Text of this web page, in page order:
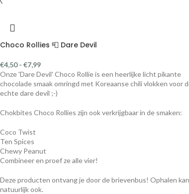
Choco Rollies 📮 Dare Devil
€4,50 - €7,99
Onze 'Dare Devil' Choco Rollie is een heerlijke licht pikante
chocolade smaak omringd met Koreaanse chili vlokken voor
echte dare devil ;-)
Chokbites Choco Rollies zijn ook verkrijgbaar in de smaken:
Coco Twist
Ten Spices
Chewy Peanut
Combineer en proef ze alle vier!
Deze producten ontvang je door de brievenbus! Ophalen kan
natuurlijk ook.